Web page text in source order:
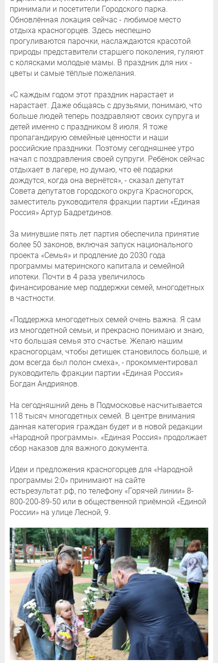
принимали и посетители Городского парка.
Обновлённая локация сейчас - любимое место
отдыха красногорцев. Здесь неспешно
прогуливаются парочки, наслаждаются красотой
природы представители старшего поколения, гуляют
с колясками молодые мамы. В праздник для них -
цветы и самые тёплые пожелания.
«С каждым годом этот праздник нарастает и
нарастает. Даже общаясь с друзьями, понимаю, что
больше людей теперь поздравляют своих супруга и
детей именно с праздником 8 июля. Я тоже
пропагандирую семейные ценности и наши
российские праздники. Поэтому сегодняшнее утро
начал с поздравления своей супруги. Ребёнок сейчас
отдыхает в лагере, но думаю, что её подарки
дождутся, когда она вернётся», - сказал депутат
Совета депутатов городского округа Красногорск,
заместитель руководителя фракции партии «Единая
Россия» Артур Бадретдинов.
За минувшие пять лет партия обеспечила принятие
более 50 законов, включая запуск национального
проекта «Семья» и продление до 2030 года
программы материнского капитала и семейной
ипотеки. Почти в 4 раза увеличилось
финансирование мер поддержки семей, многодетных
в частности.
«Поддержка многодетных семей очень важна. Я сам
из многодетной семьи, и прекрасно понимаю и знаю,
что большая семья это счастье. Желаю нашим
красногорцам, чтобы детишек становилось больше, и
дом всегда был полон смеха», - прокомментировал
руководитель фракции партии «Единая Россия»
Богдан Андриянов.
На сегодняшний день в Подмосковье насчитывается
118 тысяч многодетных семей. В центре внимания
данная категория граждан будет и в новой редакции
«Народной программы». «Единая Россия» продолжает
сбор наказов для важного документа.
Идеи и предложения красногорцев для «Народной
программы 2:0» принимают на сайте
естьрезультат.рф, по телефону «Горячей линии» 8-
800-200-89-50 или в общественной приёмной «Единой
России» на улице Лесной, 9.